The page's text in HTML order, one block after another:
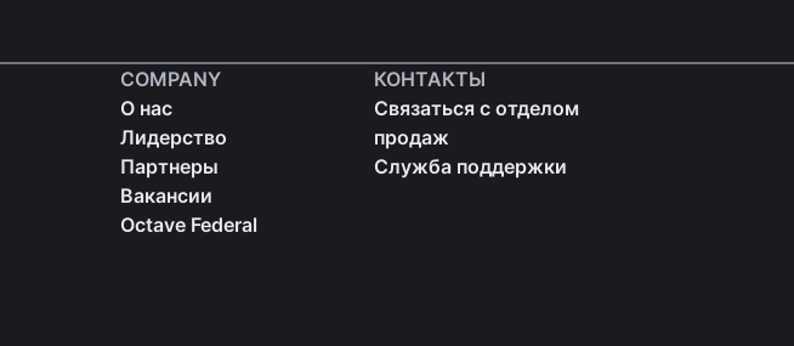
COMPANY
О нас
Лидерство
Партнеры
Вакансии
Octave Federal
КОНТАКТЫ
Связаться с отделом
продаж
Служба поддержки